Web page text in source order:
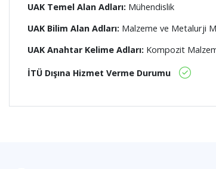
UAK Temel Alan Adları: Mühendislik
UAK Bilim Alan Adları: Malzeme ve Metalurji
UAK Anahtar Kelime Adları: Kompozit
İTÜ Dışına Hizmet Verme Durumu